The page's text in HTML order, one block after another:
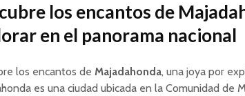
los encantos de
en el panorama nacional
los encantos de Majadahonda, una joya por
es una ciudad ubicada en la Comunidad de